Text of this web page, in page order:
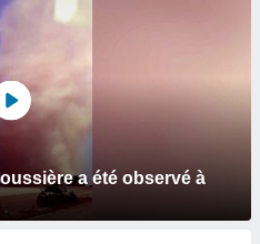
a été observé à